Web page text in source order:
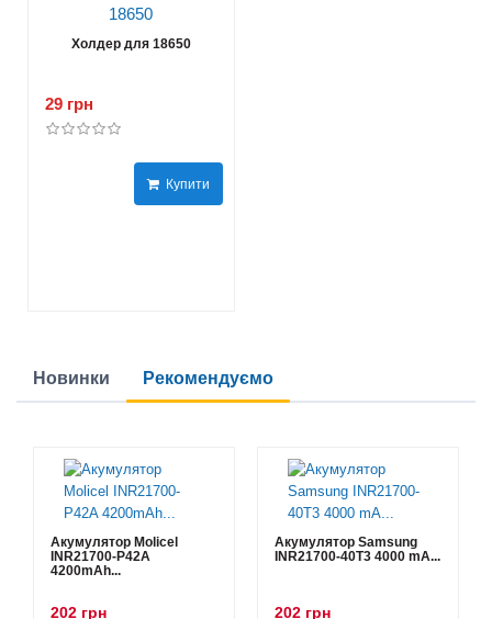
Холдер для 18650
29 грн
Купити
Новинки Рекомендуємо
Акумулятор Molicel
INR21700-P42A
4200mAh...
202 грн
Акумулятор Samsung
INR21700-40T3 4000 mA...
202 грн